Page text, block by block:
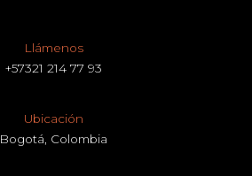
Llámenos
+57321 214 77 93
Ubicación
Bogotá, Colombia